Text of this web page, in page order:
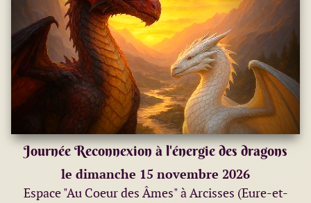
Journée Reconnexion à l'énergie des dragons
le dimanche 15 novembre 2026
Espace "Au Coeur des Âmes" à Arcisses (Eure-et-